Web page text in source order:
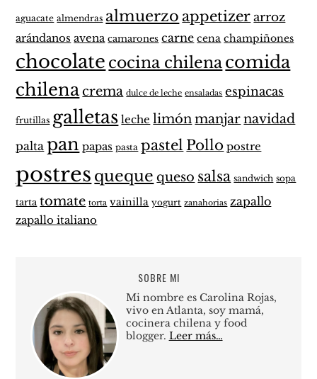
aguacate almendras almuerzo appetizer arroz
arándanos avena camarones carne cena champiñones
chocolate cocina chilenacomida
chilenacrema dulce de leche ensaladas espinacas
frutillas galletas leche limónmanjarnavidad
palta pan papas pasta pastel Pollo postre
postres queque queso salsa sandwich sopa
tarta tomate torta vainilla yogurt zanahorias zapallo
zapallo italiano
SOBRE MI
Mi nombre es Carolina Rojas,
vivo en Atlanta, soy mamá,
cocinera chilena y food
blogger. Leer más…